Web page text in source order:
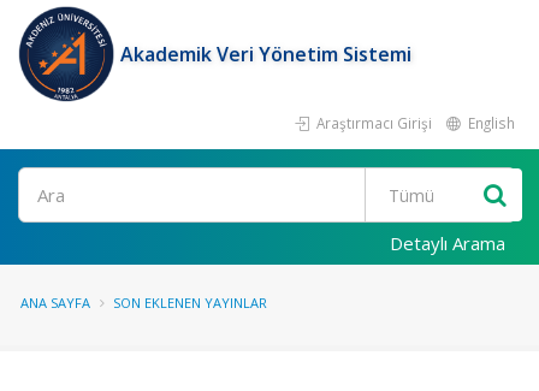
Akademik Veri Yönetim Sistemi
Araştırmacı Girişi English
Ara
Detaylı Arama
ANA SAYFA SON EKLENEN YAYINLAR